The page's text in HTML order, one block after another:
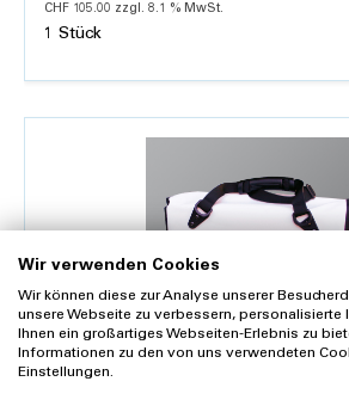
CHF 105.00 zzgl. 8.1 % MwSt.
1 Stück
Wir verwenden Cookies
Wir können diese zur Analyse unserer
unsere Webseite zu verbessern, personalisierte
Ihnen ein großartiges Webseiten-Erlebnis zu
Informationen zu den von uns verwendeten
Einstellungen.